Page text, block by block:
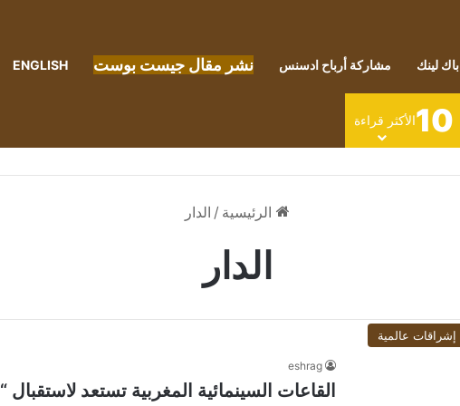
باك لينك مشاركة أرباح ادسنس نشر مقال جيست بوست ENGLISH
10الأكثر قراءة
الرئيسية / الدار
الدار
إشراقات عالمية
eshrag
القاعات السينمائية المغربية تستعد لاستقبال